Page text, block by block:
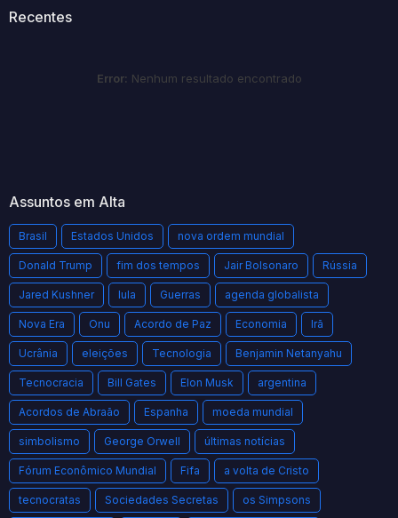
Recentes
Error: Nenhum resultado encontrado
Assuntos em Alta
Brasil Estados Unidos nova ordem mundial
Donald Trump fim dos tempos Jair Bolsonaro Rússia
Jared Kushner lula Guerras agenda globalista
Nova Era Onu Acordo de Paz Economia Irã
Ucrânia eleições Tecnologia Benjamin Netanyahu
Tecnocracia Bill Gates Elon Musk argentina
Acordos de Abraão Espanha moeda mundial
simbolismo George Orwell últimas notícias
Fórum Econômico Mundial Fifa a volta de Cristo
tecnocratas Sociedades Secretas os Simpsons